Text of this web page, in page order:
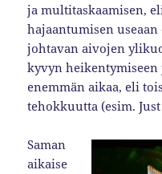
ja multitaskaamisen,
hajaantumisen
johtavan aivojen
kyvyn
enemmän aikaa, eli
tehokkuutta (esim.
Saman
aikaise